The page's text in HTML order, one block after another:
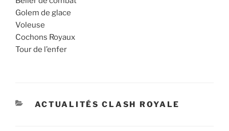
Golem de glace
Voleuse
Cochons Royaux
Tour de l’enfer
CATÉGORIES
ACTUALITÉS CLASH ROYALE